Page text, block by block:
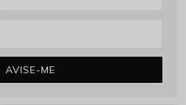
AVISE-ME